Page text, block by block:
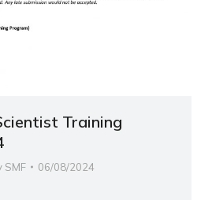
Training
SMF 06/08/2024